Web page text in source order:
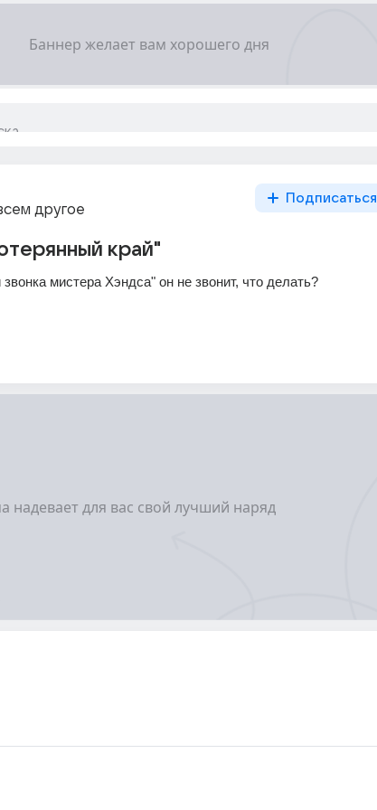
другое
Подписаться
край"
мистера Хэндса" он не звонит, что делать?